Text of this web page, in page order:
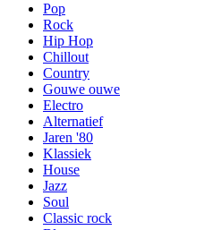
Pop
Rock
Hip Hop
Chillout
Country
Gouwe ouwe
Electro
Alternatief
Jaren '80
Klassiek
House
Jazz
Soul
Classic rock